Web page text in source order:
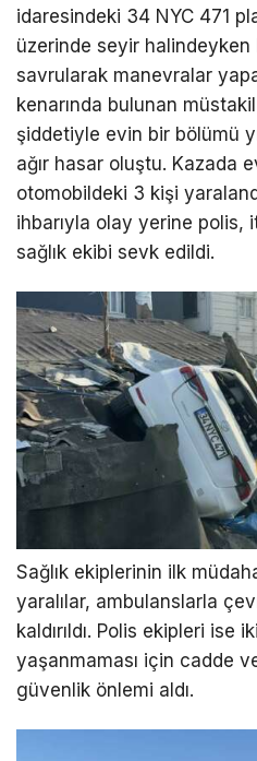
idaresindeki 34 NYC 471
üzerinde seyir halindeyken
savrularak manevralar
kenarında bulunan
şiddetiyle evin bir bölümü
ağır hasar oluştu. Kazada
otomobildeki 3 kişi
ihbarıyla olay yerine polis,
sağlık ekibi sevk edildi.
Sağlık ekiplerinin ilk
yaralılar, ambulanslarla
kaldırıldı. Polis ekipleri ise
yaşanmaması için cadde
güvenlik önlemi aldı.